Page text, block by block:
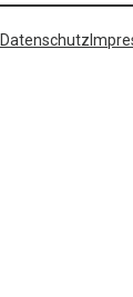
Datenschutz